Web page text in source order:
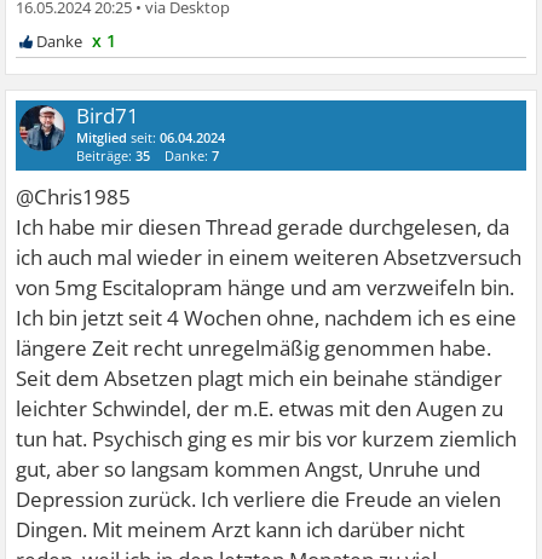
16.05.2024 20:25 •
x 1
Bird71
Mitglied seit:06.04.2024
Beiträge:35 Danke:7
@Chris1985
Ich habe mir diesen Thread gerade durchgelesen, da
ich auch mal wieder in einem weiteren Absetzversuch
von 5mg Escitalopram hänge und am verzweifeln bin.
Ich bin jetzt seit 4 Wochen ohne, nachdem ich es eine
längere Zeit recht unregelmäßig genommen habe.
Seit dem Absetzen plagt mich ein beinahe ständiger
leichter Schwindel, der m.E. etwas mit den Augen zu
tun hat. Psychisch ging es mir bis vor kurzem ziemlich
gut, aber so langsam kommen Angst, Unruhe und
Depression zurück. Ich verliere die Freude an vielen
Dingen. Mit meinem Arzt kann ich darüber nicht